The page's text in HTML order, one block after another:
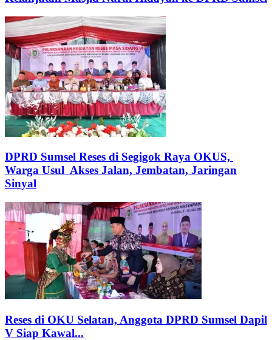
DPRD Sumsel Reses di Segigok Raya OKUS,
Warga Usul Akses Jalan, Jembatan, Jaringan
Sinyal
Reses di OKU Selatan, Anggota DPRD Sumsel Dapil
V Siap Kawal...